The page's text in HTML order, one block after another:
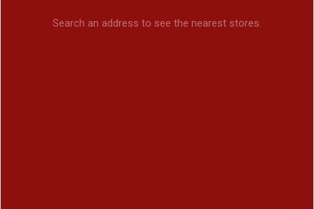
Search an address to see the nearest stores.